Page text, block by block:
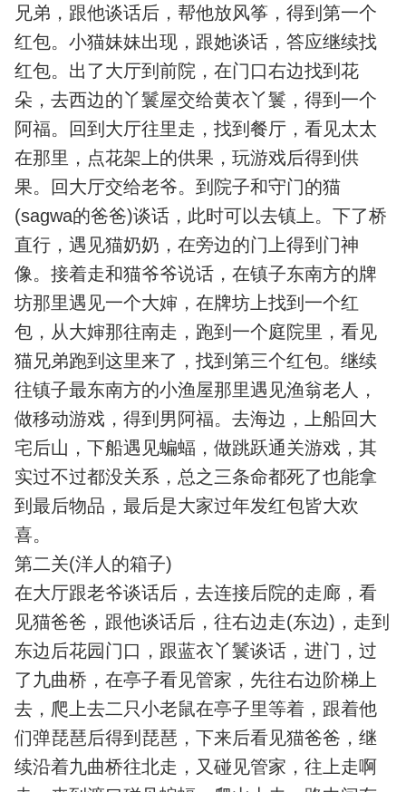
兄弟，跟他谈话后，帮他放风筝，得到第一个
红包。小猫妹妹出现，跟她谈话，答应继续找
红包。出了大厅到前院，在门口右边找到花
朵，去西边的丫鬟屋交给黄衣丫鬟，得到一个
阿福。回到大厅往里走，找到餐厅，看见太太
在那里，点花架上的供果，玩游戏后得到供
果。回大厅交给老爷。到院子和守门的猫
(sagwa的爸爸)谈话，此时可以去镇上。下了桥
直行，遇见猫奶奶，在旁边的门上得到门神
像。接着走和猫爷爷说话，在镇子东南方的牌
坊那里遇见一个大婶，在牌坊上找到一个红
包，从大婶那往南走，跑到一个庭院里，看见
猫兄弟跑到这里来了，找到第三个红包。继续
往镇子最东南方的小渔屋那里遇见渔翁老人，
做移动游戏，得到男阿福。去海边，上船回大
宅后山，下船遇见蝙蝠，做跳跃通关游戏，其
实过不过都没关系，总之三条命都死了也能拿
到最后物品，最后是大家过年发红包皆大欢
喜。
第二关(洋人的箱子)
在大厅跟老爷谈话后，去连接后院的走廊，看
见猫爸爸，跟他谈话后，往右边走(东边)，走到
东边后花园门口，跟蓝衣丫鬟谈话，进门，过
了九曲桥，在亭子看见管家，先往右边阶梯上
去，爬上去二只小老鼠在亭子里等着，跟着他
们弹琵琶后得到琵琶，下来后看见猫爸爸，继
续沿着九曲桥往北走，又碰见管家，往上走啊